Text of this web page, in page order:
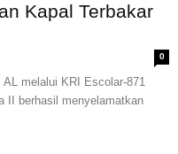
Kapal Terbakar
0
melalui KRI Escolar-871
II berhasil menyelamatkan